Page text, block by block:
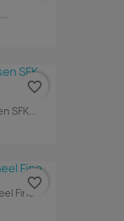
SFK...
favorite_border
Fine
favorite_border